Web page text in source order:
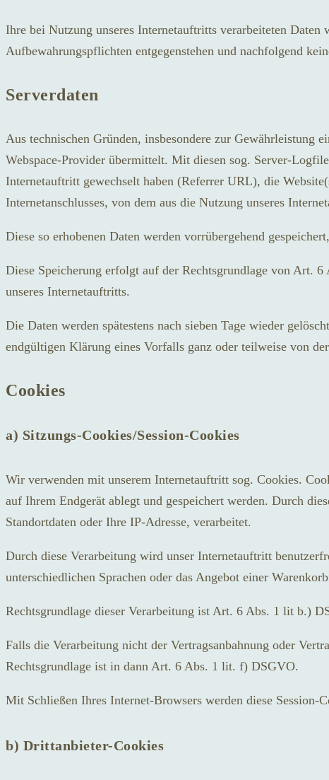
Ihre bei Nutzung unseres Internetauftritts verarbeiteten
Aufbewahrungspflichten entgegenstehen und nachfolgend
Serverdaten
Aus technischen Gründen, insbesondere zur Gewährleistung
Webspace-Provider übermittelt. Mit diesen sog. Server-
Internetauftritt gewechselt haben (Referrer URL), die
Internetanschlusses, von dem aus die Nutzung unseres
Diese so erhobenen Daten werden vorrübergehend
Diese Speicherung erfolgt auf der Rechtsgrundlage von Art.
unseres Internetauftritts.
Die Daten werden spätestens nach sieben Tage wieder
endgültigen Klärung eines Vorfalls ganz oder teilweise von
Cookies
a) Sitzungs-Cookies/Session-Cookies
Wir verwenden mit unserem Internetauftritt sog. Cookies.
auf Ihrem Endgerät ablegt und gespeichert werden. Durch
Standortdaten oder Ihre IP-Adresse, verarbeitet.
Durch diese Verarbeitung wird unser Internetauftritt
unterschiedlichen Sprachen oder das Angebot einer
Rechtsgrundlage dieser Verarbeitung ist Art. 6 Abs. 1 lit b.)
Falls die Verarbeitung nicht der Vertragsanbahnung oder
Rechtsgrundlage ist in dann Art. 6 Abs. 1 lit. f) DSGVO.
Mit Schließen Ihres Internet-Browsers werden diese Session-
b) Drittanbieter-Cookies